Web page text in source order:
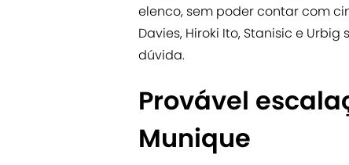
elenco, sem poder contar com
Davies, Hiroki Ito, Stanisic e
dúvida.
Provável
Munique